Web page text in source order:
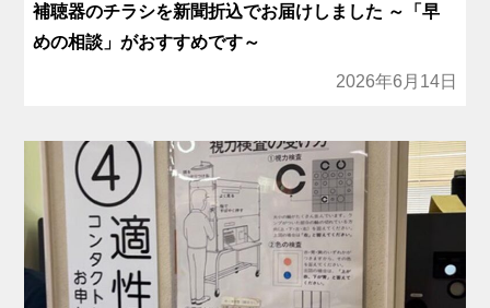
補聴器のチラシを新聞折込でお届けしました ～「早
めの相談」がおすすめです～
2026年6月14日